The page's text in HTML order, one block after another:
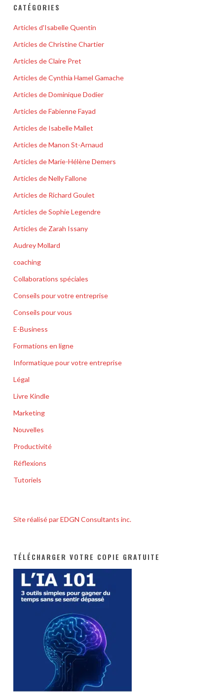
CATÉGORIES
Articles d'Isabelle Quentin
Articles de Christine Chartier
Articles de Claire Pret
Articles de Cynthia Hamel Gamache
Articles de Dominique Dodier
Articles de Fabienne Fayad
Articles de Isabelle Mallet
Articles de Manon St-Arnaud
Articles de Marie-Hélène Demers
Articles de Nelly Fallone
Articles de Richard Goulet
Articles de Sophie Legendre
Articles de Zarah Issany
Audrey Mollard
coaching
Collaborations spéciales
Conseils pour votre entreprise
Conseils pour vous
E-Business
Formations en ligne
Informatique pour votre entreprise
Légal
Livre Kindle
Marketing
Nouvelles
Productivité
Réflexions
Tutoriels
Site réalisé par EDGN Consultants inc.
TÉLÉCHARGER VOTRE COPIE GRATUITE